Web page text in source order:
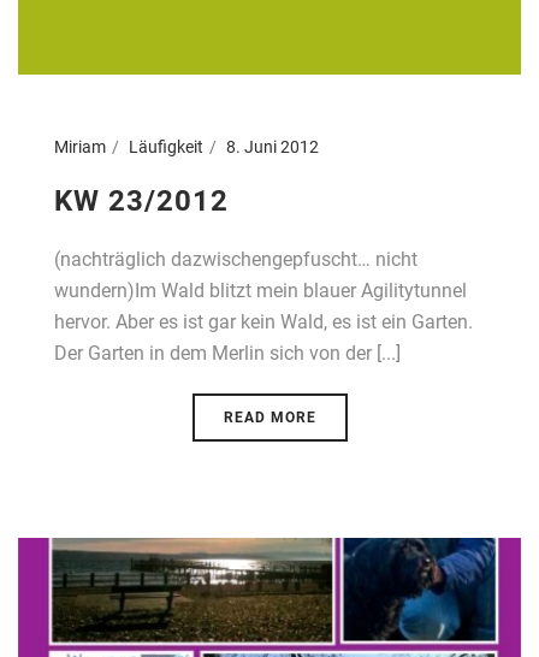
Miriam Läufigkeit 8. Juni 2012
KW 23/2012
(nachträglich dazwischengepfuscht… nicht
wundern)Im Wald blitzt mein blauer Agilitytunnel
hervor. Aber es ist gar kein Wald, es ist ein Garten.
Der Garten in dem Merlin sich von der [...]
READ MORE